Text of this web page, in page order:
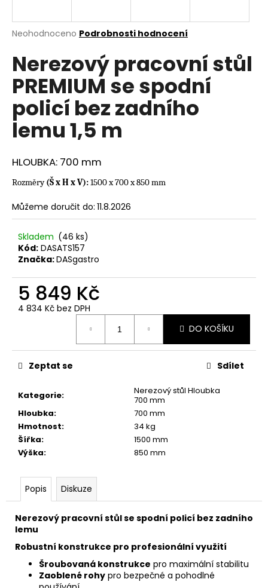
Průměrné
produktu
je
0,0
5
hvězdiček.
Neohodnoceno Podrobnosti hodnocení
Nerezový pracovní stůl
PREMIUM se spodní
policí bez zadního
lemu 1,5 m
HLOUBKA: 700 mm
Rozměry(Š x H x V):1500 x 700 x 850 mm
Můžeme doručit do: 11.8.2026
Skladem (46 ks)
Kód: DASATS157
Značka:DASgastro
5 849 Kč
4 834 Kč bez DPH
DO KOŠÍKU
Kategorie:
Nerezový stůl Hloubka
700 mm
Hloubka:
700 mm
Hmotnost:
34 kg
Šířka:
1500 mm
Výška: 850 mm
Zeptat se Sdílet
Popis Diskuze
Nerezový pracovní stůl se spodní policí bez zadního
lemu
Robustní konstrukce pro profesionální využití
Šroubovaná konstrukce pro maximální stabilitu
Zaoblené rohy pro bezpečné a pohodlné
j
t
?
HLEDAT
D
o
p
o
u
u
e